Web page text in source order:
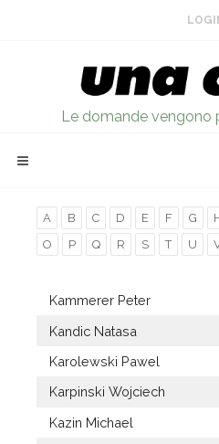
Le domande vengono
A B C D E F G
O
P Q R S T U
Kammerer Peter
Kandic Natasa
Karolewski Pawel
Karpinski Wojciech
Kazin Michael